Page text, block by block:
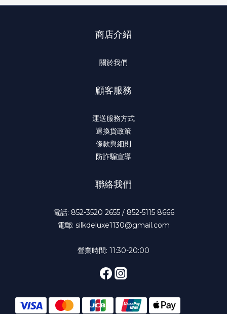
商店介紹
關於我們
顧客服務
運送服務方式
退換貨政策
條款與細則
防詐騙宣導
聯絡我們
電話: 852-3520 2655 / 852-5115 8666
電郵: silkdeluxe1130@gmail.com
營業時間: 11:30-20:00